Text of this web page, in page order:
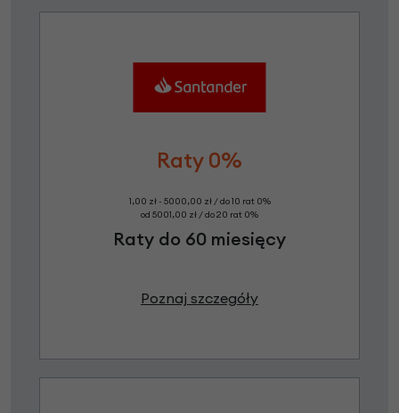
Raty 0%
1,00 zł - 5000,00 zł / do 10 rat 0%
od 5001,00 zł / do 20 rat 0%
Raty do 60 miesięcy
Poznaj szczegóły